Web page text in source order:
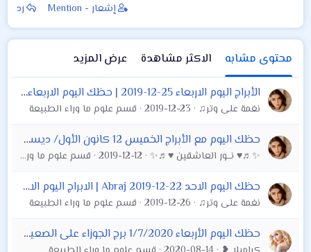
إشعار - Mention رد
محتوى مشابه الاكثر مشاهدة
عرض المزيد
الأبراج اليوم الاربعاء 25-12-2019 | حظك اليوم الاربعاء 25/2019 توقعات الأبراج الاربعاء 25 كانون الاول/ 25 ديسمبر 2019
نغمة على وتر♫ 2019-12-23 قسم علوم ما وراء الطبيعة
حظك اليوم مع الأبراج الخميس 12 كانون الأول/ ديسمبر 2019
✨♬♥ نـــور العاشقين ♥♬✨ 2019-12-12 قسم علوم ما وراء الطبيعة
حظك اليوم الاحد 22-12-2019 Abraj | الابراج اليوم الاحد 22/12/2019 | توقعات الأبراج الاحد 22 كانون الاول | الحظ 22 ديسمبر2019
نغمة على وتر♫ 2019-12-26 قسم علوم ما وراء الطبيعة
حظك اليوم الأربعاء 1/7/2020 برج الجوزاء على الصعيد المهنى والصحى والعاطفى.. الحياة تبتسم